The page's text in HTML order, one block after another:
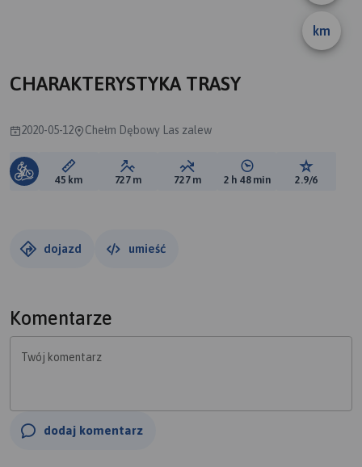
km
CHARAKTERYSTYKA TRASY
2020-05-12 Chełm Dębowy Las zalew
Długość trasy:
45 km Suma przewyższeń:
727 m Suma spadków:
727 m Średni czas potrzebny
2 h 48 min Ocena
2.9/6
dojazd umieść
Komentarze
Twój komentarz
dodaj komentarz